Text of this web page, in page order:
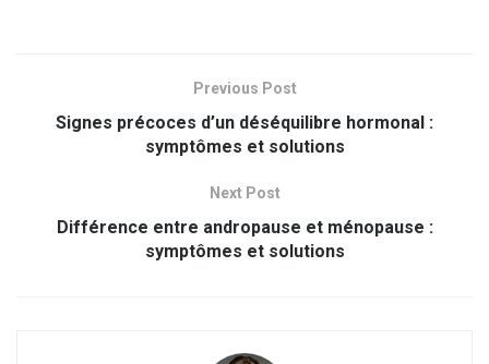
Previous Post
Signes précoces d’un déséquilibre hormonal :
symptômes et solutions
Next Post
Différence entre andropause et ménopause :
symptômes et solutions